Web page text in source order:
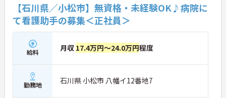
【石川県／小松市】無資格・未経験OK♪病院に
て看護助手の募集＜正社員＞
給料 月収 17.4万円～24.0万円程度
勤務地 石川県 小松市 八幡イ12番地7